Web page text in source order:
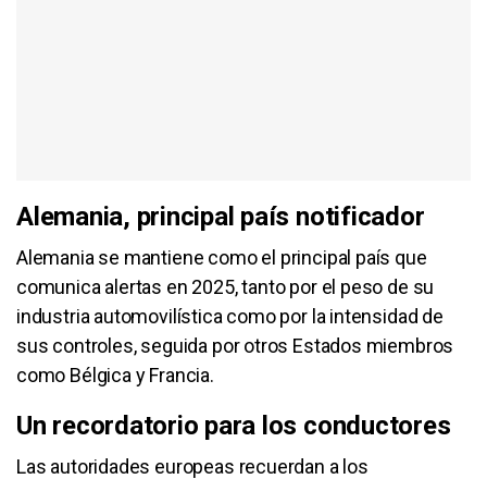
Alemania, principal país notificador
Alemania se mantiene como el principal país que
comunica alertas en 2025, tanto por el peso de su
industria automovilística como por la intensidad de
sus controles, seguida por otros Estados miembros
como Bélgica y Francia.
Un recordatorio para los conductores
Las autoridades europeas recuerdan a los